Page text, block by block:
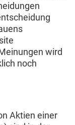
wird
noch
Aktien einer